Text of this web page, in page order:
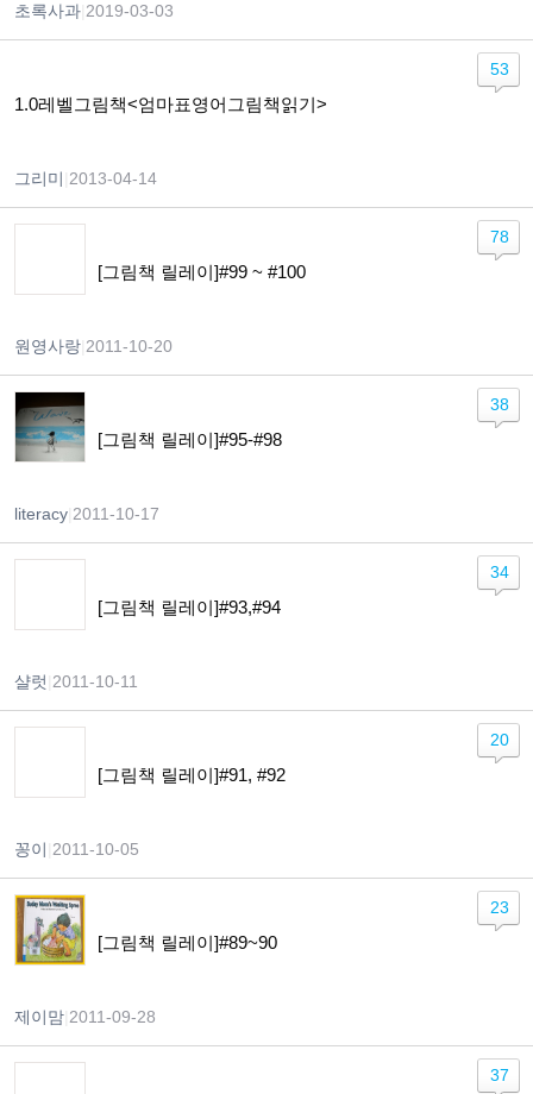
초록사과 2019-03-03
1.0레벨그림책<엄마표영어그림책읽기>
그리미 2013-04-14
53
[그림책 릴레이]#99 ~ #100
원영사랑 2011-10-20
78
[그림책 릴레이]#95-#98
literacy 2011-10-17
38
[그림책 릴레이]#93,#94
샬럿 2011-10-11
34
[그림책 릴레이]#91, #92
꽁이 2011-10-05
20
[그림책 릴레이]#89~90
제이맘 2011-09-28
23
37